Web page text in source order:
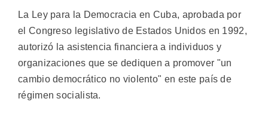
La Ley para la Democracia en Cuba, aprobada por
el Congreso legislativo de Estados Unidos en 1992,
autorizó la asistencia financiera a individuos y
organizaciones que se dediquen a promover "un
cambio democrático no violento" en este país de
régimen socialista.